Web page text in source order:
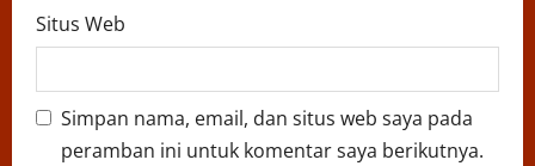
Situs Web
Simpan nama, email, dan situs web saya pada
peramban ini untuk komentar saya berikutnya.